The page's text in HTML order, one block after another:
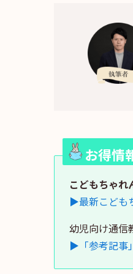
お得情
こどもちゃれ
▶最新こども
幼児向け通信
▶「参考記事